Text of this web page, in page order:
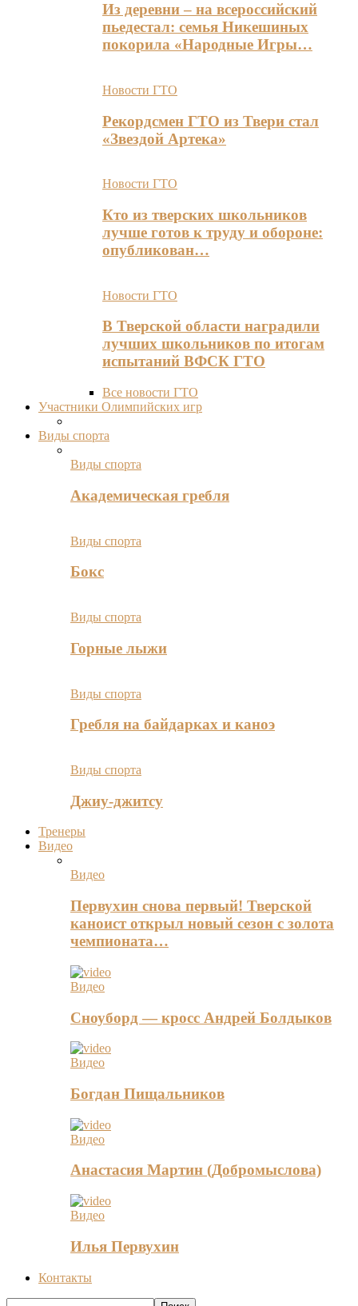
Из деревни – на всероссийский
пьедестал: семья Никешиных
покорила «Народные Игры…
Новости ГТО
Рекордсмен ГТО из Твери стал
«Звездой Артека»
Новости ГТО
Кто из тверских школьников
лучше готов к труду и обороне:
опубликован…
Новости ГТО
В Тверской области наградили
лучших школьников по итогам
испытаний ВФСК ГТО
Все новости ГТО
Участники Олимпийских игр
Виды спорта
Виды спорта
Академическая гребля
Виды спорта
Бокс
Виды спорта
Горные лыжи
Виды спорта
Гребля на байдарках и каноэ
Виды спорта
Джиу-джитсу
Тренеры
Видео
Видео
Первухин снова первый! Тверской
каноист открыл новый сезон с золота
чемпионата…
Видео
Сноуборд — кросс Андрей Болдыков
Видео
Богдан Пищальников
Видео
Анастасия Мартин (Добромыслова)
Видео
Илья Первухин
Контакты